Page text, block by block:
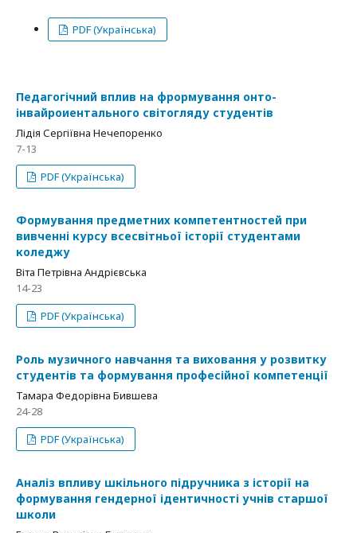
PDF (Українська)
Педагогічний вплив на фрормування онто-
інвайроиентального світогляду студентів
Лідія Сергіївна Нечепоренко
7-13
PDF (Українська)
Формування предметних компетентностей при
вивченні курсу всесвітньої історії студентами
коледжу
Віта Петрівна Андрієвська
14-23
PDF (Українська)
Роль музичного навчання та виховання у розвитку
студентів та формування професійної компетенції
Тамара Федорівна Бившева
24-28
PDF (Українська)
Аналіз впливу шкільного підручника з історії на
формування гендерної ідентичності учнів старшої
школи